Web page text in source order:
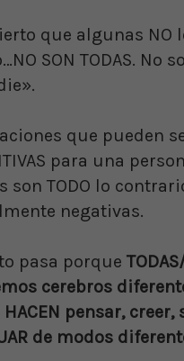
que algunas NO
SON TODAS. No
que pueden
para una
son TODO lo
negativas.
pasa porque
cerebros
HACEN pensar, creer,
de modos